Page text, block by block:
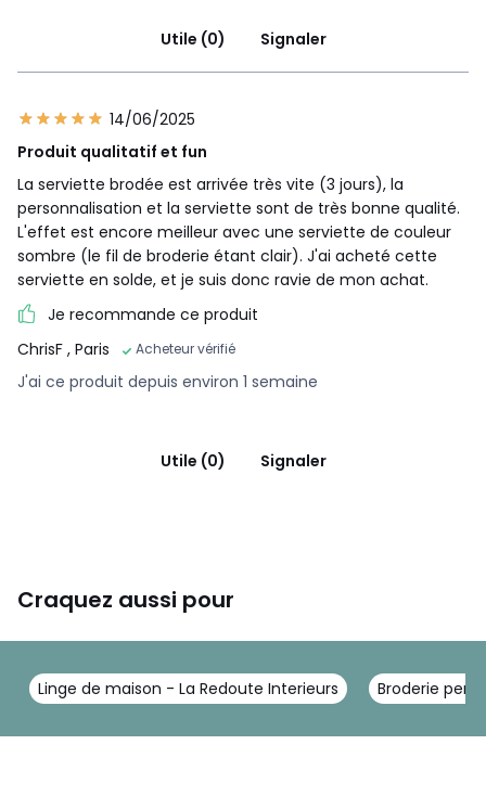
Utile (0) Signaler
14/06/2025
Produit qualitatif et fun
La serviette brodée est arrivée très vite (3 jours), la
personnalisation et la serviette sont de très bonne qualité.
L'effet est encore meilleur avec une serviette de couleur
sombre (le fil de broderie étant clair). J'ai acheté cette
serviette en solde, et je suis donc ravie de mon achat.
Je recommande ce produit
ChrisF , Paris Acheteur vérifié
J'ai ce produit depuis environ 1 semaine
Utile (0) Signaler
Craquez aussi pour
Linge de maison - La Redoute Interieurs Broderie